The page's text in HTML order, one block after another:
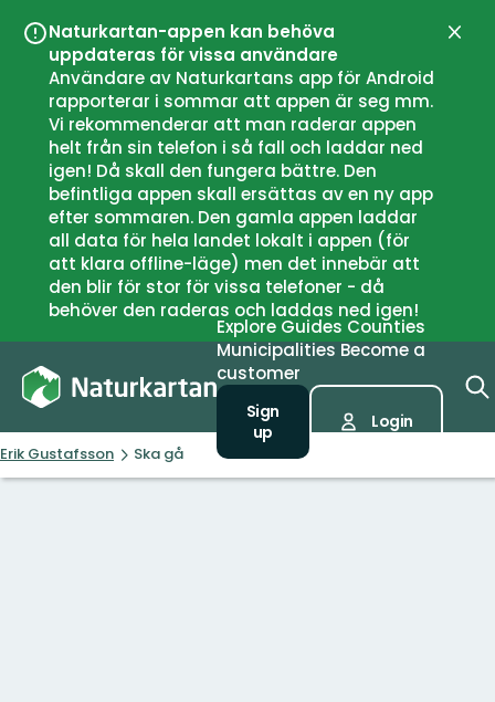
Naturkartan-appen kan behöva
uppdateras för vissa användare
Användare av Naturkartans app för Android
rapporterar i sommar att appen är seg mm.
Vi rekommenderar att man raderar appen
helt från sin telefon i så fall och laddar ned
igen! Då skall den fungera bättre. Den
befintliga appen skall ersättas av en ny app
efter sommaren. Den gamla appen laddar
all data för hela landet lokalt i appen (för
att klara offline-läge) men det innebär att
den blir för stor för vissa telefoner - då
behöver den raderas och laddas ned igen!
Close
Explore Guides Counties
Municipalities Become a
customer
Sign
up
Login
Erik Gustafsson Ska gå